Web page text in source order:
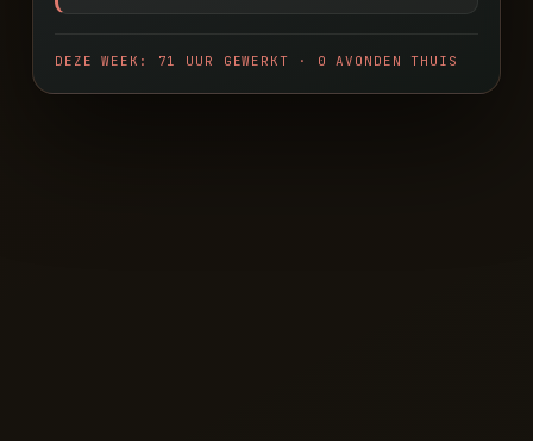
DEZE WEEK: 71 UUR GEWERKT · 0 AVONDEN THUIS